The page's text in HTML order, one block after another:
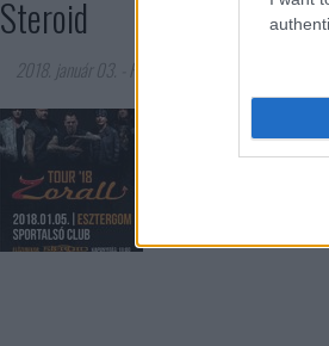
Steroid
2018. január 03. Felicium
Január 5-én, az
legkedveltebb